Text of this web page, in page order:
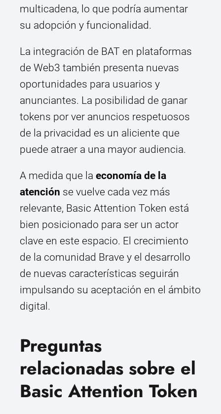
multicadena, lo que podría aumentar
su adopción y funcionalidad.
La integración de BAT en plataformas
de Web3 también presenta nuevas
oportunidades para usuarios y
anunciantes. La posibilidad de ganar
tokens por ver anuncios respetuosos
de la privacidad es un aliciente que
puede atraer a una mayor audiencia.
A medida que la economía de la
atención se vuelve cada vez más
relevante, Basic Attention Token está
bien posicionado para ser un actor
clave en este espacio. El crecimiento
de la comunidad Brave y el desarrollo
de nuevas características seguirán
impulsando su aceptación en el ámbito
digital.
Preguntas
relacionadas sobre el
Basic Attention Token